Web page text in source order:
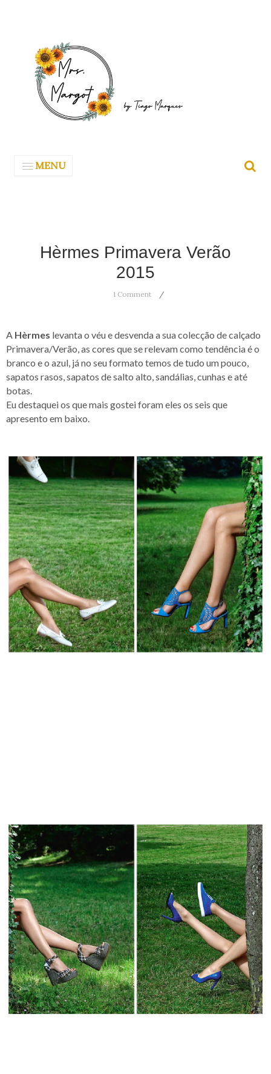
MENU
Hèrmes Primavera Verão
2015
1 Comment
A Hèrmes levanta o véu e desvenda a sua colecção de calçado
Primavera/Verão, as cores que se relevam como tendência é o
branco e o azul, já no seu formato temos de tudo um pouco,
sapatos rasos, sapatos de salto alto, sandálias, cunhas e até
botas.
Eu destaquei os que mais gostei foram eles os seis que
apresento em baixo.